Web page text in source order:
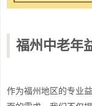
福州中老年
作为福州地区的专业